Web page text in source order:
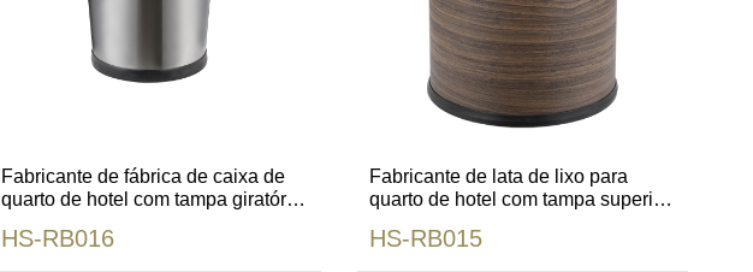
Fabricante de fábrica de caixa de
quarto de hotel com tampa giratória
HS-RB016
Fabricante de lata de lixo para
quarto de hotel com tampa superior
HS-RB015